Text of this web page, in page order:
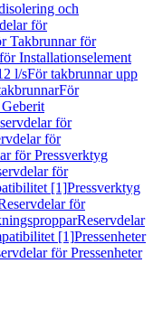
och
för
Takbrunnar för
Installationselement
l/sFör takbrunnar upp
För
för
för
för Pressverktyg
för
[1]Pressverktyg
för
Reservdelar
[1]Pressenheter
för Pressenheter